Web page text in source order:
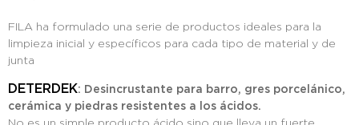
FILA ha formulado una serie de productos ideales para la
limpieza inicial y específicos para cada tipo de material y de
junta
DETERDEK: Desincrustante para barro, gres porcelánico,
cerámica y piedras resistentes a los ácidos.